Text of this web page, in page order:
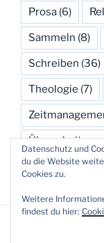
Prosa (6)
Sammeln (8)
Schreiben (36)
Theologie (7)
Überarbeitung
Datenschutz und
du die Website
Cookies zu.
Weitere
findest du hier: